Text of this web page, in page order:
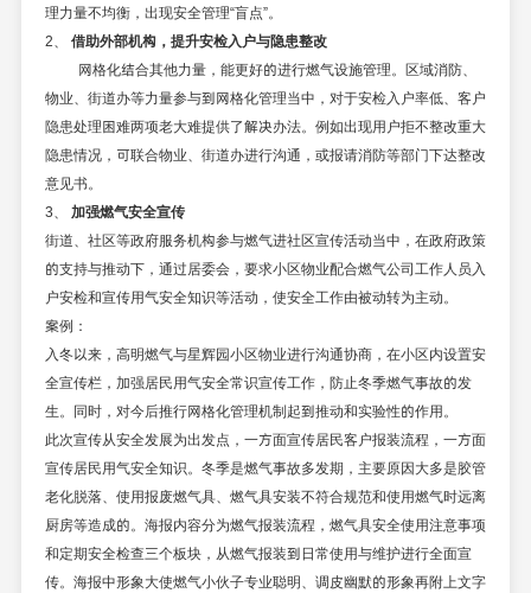
理力量不均衡，出现安全管理“盲点”。
2、 借助外部机构，提升安检入户与隐患整改
网格化结合其他力量，能更好的进行燃气设施管理。区域消防、
物业、街道办等力量参与到网格化管理当中，对于安检入户率低、客户
隐患处理困难两项老大难提供了解决办法。例如出现用户拒不整改重大
隐患情况，可联合物业、街道办进行沟通，或报请消防等部门下达整改
意见书。
3、 加强燃气安全宣传
街道、社区等政府服务机构参与燃气进社区宣传活动当中，在政府政策
的支持与推动下，通过居委会，要求小区物业配合燃气公司工作人员入
户安检和宣传用气安全知识等活动，使安全工作由被动转为主动。
案例：
入冬以来，高明燃气与星辉园小区物业进行沟通协商，在小区内设置安
全宣传栏，加强居民用气安全常识宣传工作，防止冬季燃气事故的发
生。同时，对今后推行网格化管理机制起到推动和实验性的作用。
此次宣传从安全发展为出发点，一方面宣传居民客户报装流程，一方面
宣传居民用气安全知识。冬季是燃气事故多发期，主要原因大多是胶管
老化脱落、使用报废燃气具、燃气具安装不符合规范和使用燃气时远离
厨房等造成的。海报内容分为燃气报装流程，燃气具安全使用注意事项
和定期安全检查三个板块，从燃气报装到日常使用与维护进行全面宣
传。海报中形象大使燃气小伙子专业聪明、调皮幽默的形象再附上文字